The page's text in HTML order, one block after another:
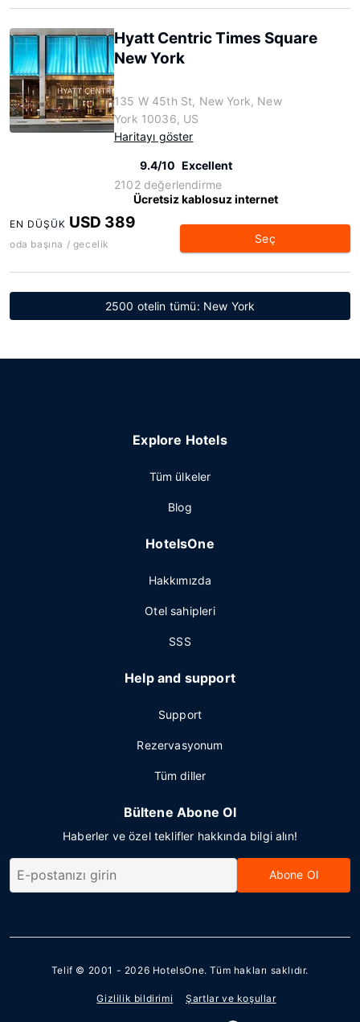
Hyatt Centric Times Square
New York
135 W 45th St, New York, New
York 10036, US
Haritayı göster
9.4/10 Excellent
2102 değerlendirme
Ücretsiz kablosuz internet
EN DÜŞÜK USD 389
oda başına / gecelik Seç
2500 otelin tümü: New York
Explore Hotels
Tüm ülkeler
Blog
HotelsOne
Hakkımızda
Otel sahipleri
SSS
Help and support
Support
Rezervasyonum
Tüm diller
Bültene Abone Ol
Haberler ve özel teklifler hakkında bilgi alın!
Abone Ol
Telif © 2001 - 2026 HotelsOne. Tüm hakları saklıdır.
Gizlilik bildirimi Şartlar ve koşullar